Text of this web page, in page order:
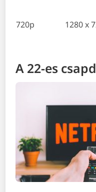
720p 1280 x
A 22-es